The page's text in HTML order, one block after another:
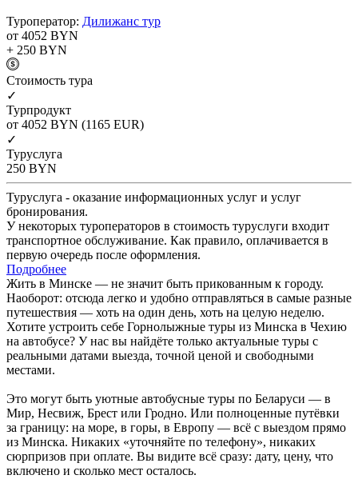
Туроператор: Дилижанс тур
от 4052 BYN
+ 250 BYN
Cтоимость тура
✓
Турпродукт
от 4052 BYN (1165 EUR)
✓
Туруслуга
250 BYN
Туруслуга - оказание информационных услуг и услуг
бронирования.
У некоторых туроператоров в стоимость туруслуги входит
транспортное обслуживание. Как правило, оплачивается в
первую очередь после оформления.
Подробнее
Жить в Минске — не значит быть прикованным к городу.
Наоборот: отсюда легко и удобно отправляться в самые разные
путешествия — хоть на один день, хоть на целую неделю.
Хотите устроить себе Горнолыжные туры из Минска в Чехию
на автобусе? У нас вы найдёте только актуальные туры с
реальными датами выезда, точной ценой и свободными
местами.
Это могут быть уютные автобусные туры по Беларуси — в
Мир, Несвиж, Брест или Гродно. Или полноценные путёвки
за границу: на море, в горы, в Европу — всё с выездом прямо
из Минска. Никаких «уточняйте по телефону», никаких
сюрпризов при оплате. Вы видите всё сразу: дату, цену, что
включено и сколько мест осталось.